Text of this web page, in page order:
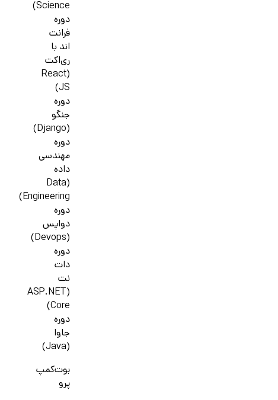
Science)
دوره
فرانت
اند با
ری‌اکت
(React
JS)
دوره
جنگو
(Django)
دوره
مهندسی
داده
(Data
Engineering)
دوره
دواپس
(Devops)
دوره
دات
نت
(ASP.NET
Core)
دوره
جاوا
(Java)
بوت‌کمپ
پرو